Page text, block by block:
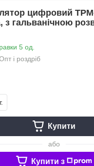
цифровий
з гальванічною
5 од.
і роздріб
Купити
або
Купити з